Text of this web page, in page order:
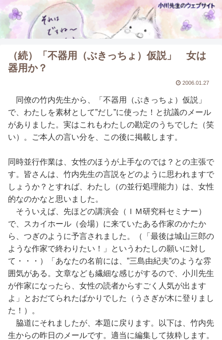
（続）「不器用（ぶきっちょ）仮説」 女は
器用か？
2006.01.27
同僚の竹内先生から、「不器用（ぶきっちょ）仮説」
で、わたしを素材として”だし”に使った！と抗議のメール
がありました。実はこれもわたしの勘定のうちでした（笑
い）。ご本人の言い分を、この後に掲載します。
同時並行作業は、女性のほうが上手なのでは？との主張で
す。皆さんは、竹内先生の言説をどのように思われますで
しょうか？とすれば、わたし（の並行処理能力）は、女性
的なのかなと思いました。
そういえば、先ほどの講演会（ＩＭ研究科セミナー）
で、スカイホール（会場）に来ていたある作家のかたか
ら、つぎのように予言されました。（「最後は城山三郎の
ような作家で終わりたい！」というわたしの願いに対し
て・・・）「あなたの名前には、”三島由紀夫”のような雰
囲気がある。文章なども繊細な感じがするので、小川先生
が作家になったら、女性の読者からすごく人気が出ます
よ」とおだてられたばかりでした（うさぎが木に登りまし
た！）。
脇道にそれましたが、本題に戻ります。以下は、竹内先
生からの昨日のメールです。適当に編集して抜粋します。